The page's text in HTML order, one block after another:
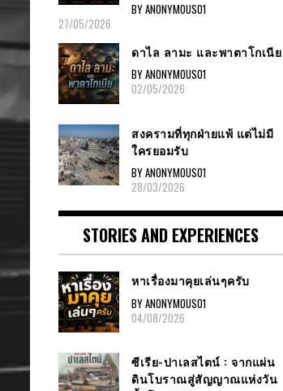
BY ANONYMOUS01
27/05/2026
ดาไล ลามะ และพาตาโกเนีย
BY ANONYMOUS01
02/05/2026
สงครามที่ทุกฝ่ายแพ้ แต่ไม่มี
ใครยอมรับ
BY ANONYMOUS01
28/03/2026
STORIES AND EXPERIENCES
หาเรื่องมาคุยเล่นๆครับ
BY ANONYMOUS01
04/08/2026
ซีเรีย-ปาเลสไตน์ : จากแผ่น
ดินโบราณสู่สัญญาณแห่งวัน